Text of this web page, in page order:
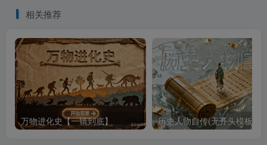
相关推荐
万物进化史【一镜到底】 历史人物自传(无开头模板)